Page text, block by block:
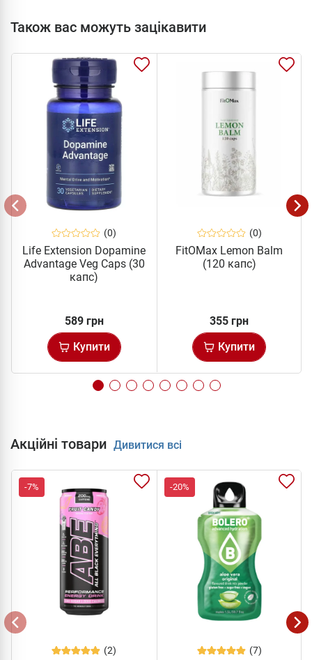
Також вас можуть зацікавити
(0)
Life Extension Dopamine
Advantage Veg Caps (30
капс)
589 грн
Купити
(0)
FitOMax Lemon Balm
(120 капс)
355 грн
Купити
Акційні товари Дивитися всі
-7%
(2)
-20%
(7)